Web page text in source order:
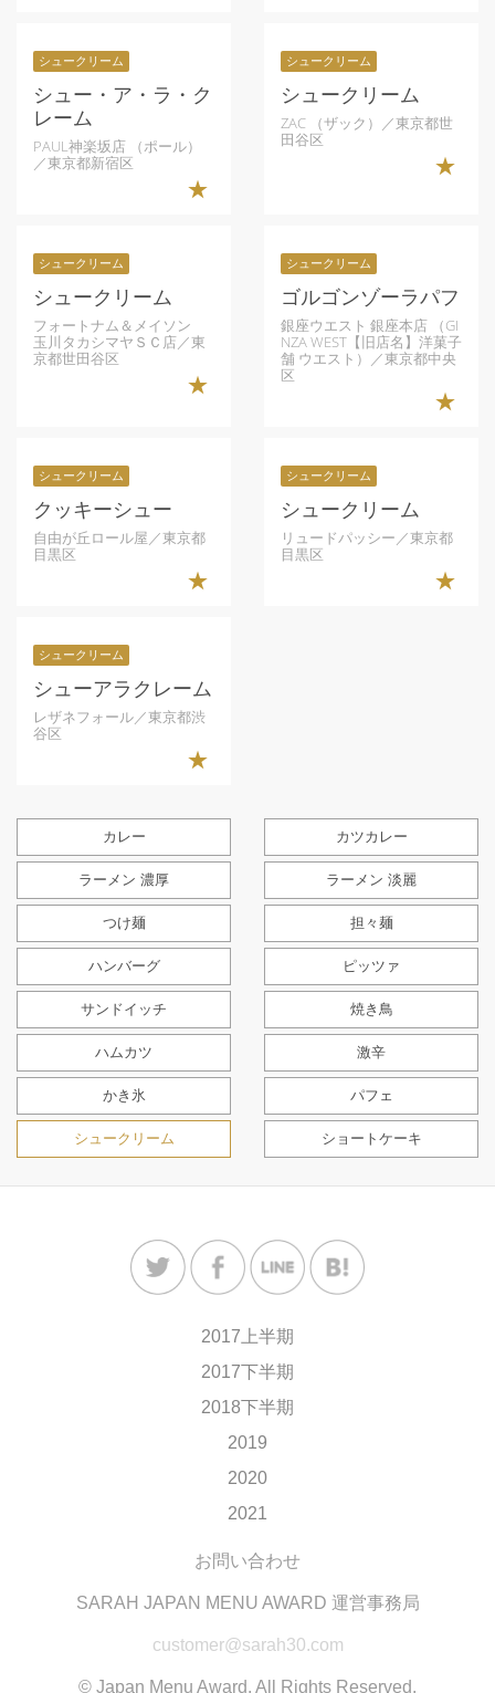
シュークリーム
シュー・ア・ラ・ク
レーム
PAUL神楽坂店 （ポール）
／東京都新宿区
★
シュークリーム
シュークリーム
ZAC （ザック）／東京都世
田谷区
★
シュークリーム
シュークリーム
フォートナム＆メイソン
玉川タカシマヤＳＣ店／東
京都世田谷区
★
シュークリーム
ゴルゴンゾーラパフ
銀座ウエスト 銀座本店 （GI
NZA WEST【旧店名】洋菓子
舗 ウエスト）／東京都中央
区
★
シュークリーム
クッキーシュー
自由が丘ロール屋／東京都
目黒区
★
シュークリーム
シュークリーム
リュードパッシー／東京都
目黒区
★
シュークリーム
シューアラクレーム
レザネフォール／東京都渋
谷区
★
カレー カツカレー
ラーメン 濃厚 ラーメン 淡麗
つけ麺 担々麺
ハンバーグ ピッツァ
サンドイッチ 焼き鳥
ハムカツ 激辛
かき氷 パフェ
シュークリーム ショートケーキ
2017上半期
2017下半期
2018下半期
2019
2020
2021
お問い合わせ
SARAH JAPAN MENU AWARD 運営事務局
customer@sarah30.com
© Japan Menu Award. All Rights Reserved.